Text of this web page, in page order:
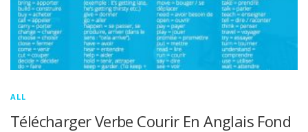
ALL
Télécharger Verbe Courir En Anglais Fond